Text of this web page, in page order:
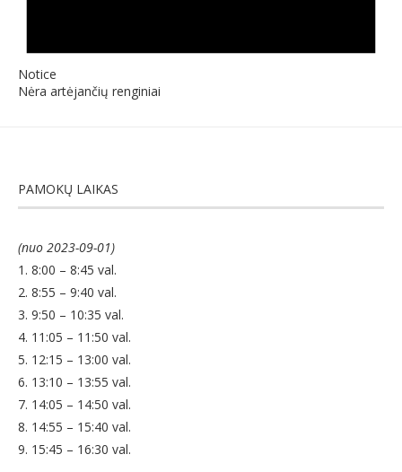
Notice
Nėra artėjančių renginiai
PAMOKŲ LAIKAS
(nuo 2023-09-01)
1. 8:00 – 8:45 val.
2. 8:55 – 9:40 val.
3. 9:50 – 10:35 val.
4. 11:05 – 11:50 val.
5. 12:15 – 13:00 val.
6. 13:10 – 13:55 val.
7. 14:05 – 14:50 val.
8. 14:55 – 15:40 val.
9. 15:45 – 16:30 val.